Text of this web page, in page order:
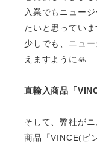
入業でもニュー
たいと思っていま
少しでも、ニュ
えますように 🙏
直輸入商品「
そして、弊社が
商品「VINCE(ビ